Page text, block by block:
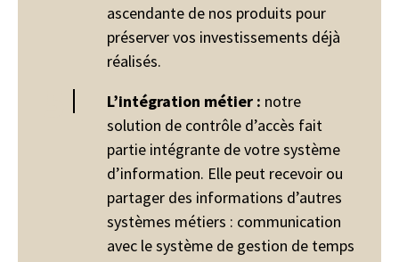
ascendante de nos produits pour
préserver vos investissements déjà
réalisés.
L’intégration métier : notre
solution de contrôle d’accès fait
partie intégrante de votre système
d’information. Elle peut recevoir ou
partager des informations d’autres
systèmes métiers : communication
avec le système de gestion de temps